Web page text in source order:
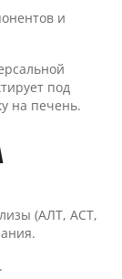
и
под
на печень.
(АЛТ, АСТ,